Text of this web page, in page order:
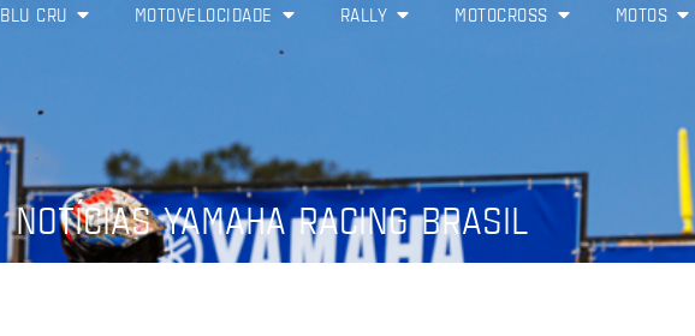
BLU CRU MOTOVELOCIDADE RALLY MOTOCROSS MOTOS
NOTÍCIAS YAMAHA RACING BRASIL